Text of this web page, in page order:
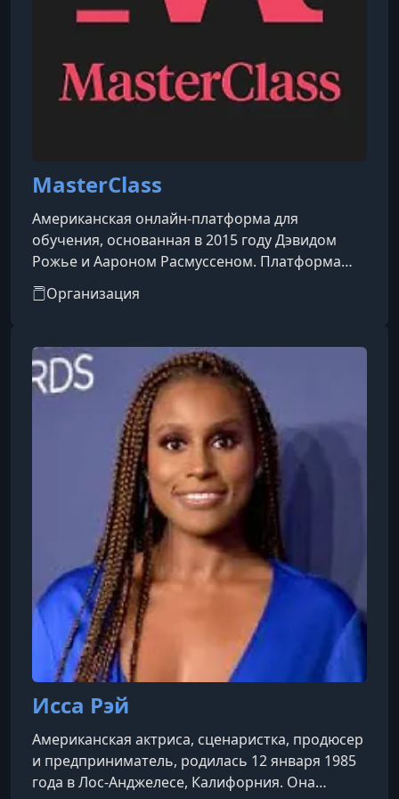
11. Collaborating With Like - Minded Creatives
12. Empowering Yourself & Those Around You
УРОК 13. 00:09:21
MasterClass
Американская онлайн-платформа для
обучения, основанная в 2015 году Дэвидом
Рожье и Аароном Расмуссеном. Платформа
предоставляет доступ к видеокурсам,
созданным и представленным мировыми
областях.​Особенности
платформы:Преподаватели: Среди
инструкторов — известные личности, такие как
Гордон Рамзи (кулинария), Маргарет Этвуд
(писательство), Мартин Скорсезе
(кинорежиссура), Серена Уильямс (теннис),
Ханс Циммер
Организация
Исса Рэй
Американская актриса, сценаристка, продюсер
и предприниматель, родилась 12 января 1985
года в Лос-Анджелесе, Калифорния. Она